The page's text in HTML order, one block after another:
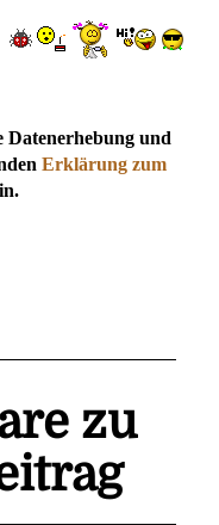
und
Erklärung zum
zu